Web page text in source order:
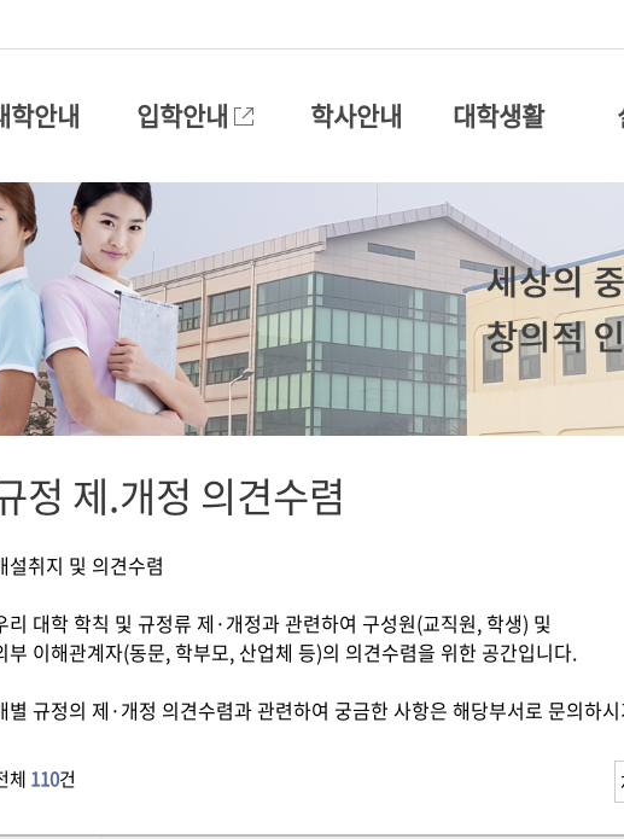
학안내 입학안내 학사안내 대학생활
정 제.개정 의견수렴
설취지 및 의견수렴
리 대학 학칙 및 규정류 제·개정과 관련하여 구성원(교직원, 학생) 및
부 이해관계자(동문, 학부모, 산업체 등)의 의견수렴을 위한 공간입니다.
별 규정의 제·개정 의견수렴과 관련하여 궁금한 사항은 해당부서로 문의하
체 110건